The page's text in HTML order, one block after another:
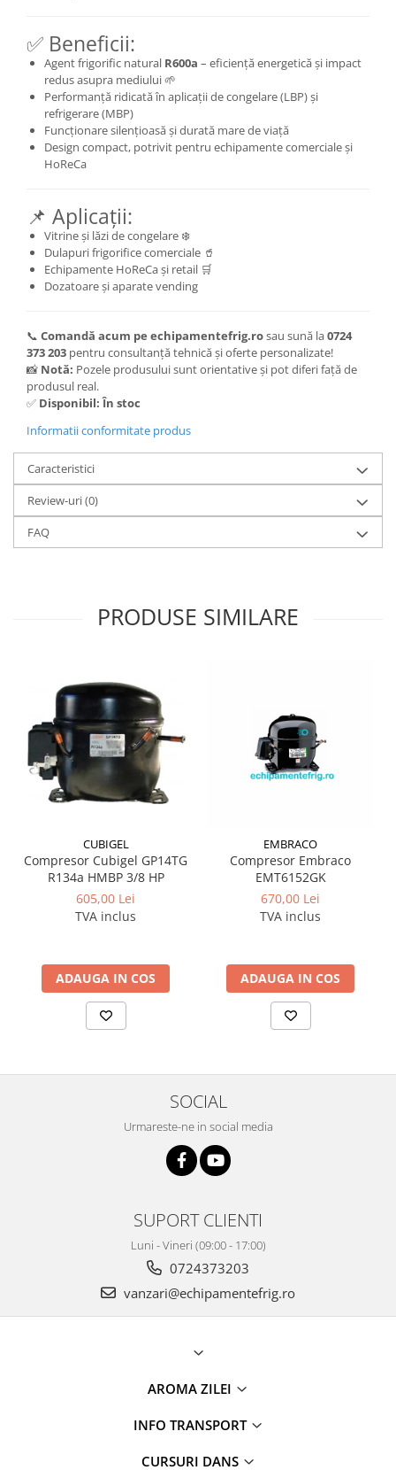
✅ Beneficii:
Agent frigorific natural R600a – eficiență energetică și impact
redus asupra mediului 🌱
Performanță ridicată în aplicații de congelare (LBP) și
refrigerare (MBP)
Funcționare silențioasă și durată mare de viață
Design compact, potrivit pentru echipamente comerciale și
HoReCa
📌 Aplicații:
Vitrine și lăzi de congelare ❄️
Dulapuri frigorifice comerciale 🥤
Echipamente HoReCa și retail 🛒
Dozatoare și aparate vending
📞 Comandă acum pe echipamentefrig.rosau sună la0724
373 203 pentru consultanță tehnică și oferte personalizate!
📸 Notă: Pozele produsului sunt orientative și pot diferi față de
produsul real.
✅ Disponibil: În stoc
Informatii conformitate produs
Caracteristici
Review-uri(0)
FAQ
PRODUSE SIMILARE
CUBIGEL
Compresor Cubigel GP14TG
R134a HMBP 3/8 HP
605,00 Lei
TVA inclus
ADAUGA IN COS
EMBRACO
Compresor Embraco
EMT6152GK
670,00 Lei
TVA inclus
ADAUGA IN COS
SOCIAL
Urmareste-ne in social media
SUPORT CLIENTI
Luni - Vineri (09:00 - 17:00)
0724373203
vanzari@echipamentefrig.ro
AROMA ZILEI
INFO TRANSPORT
CURSURI DANS